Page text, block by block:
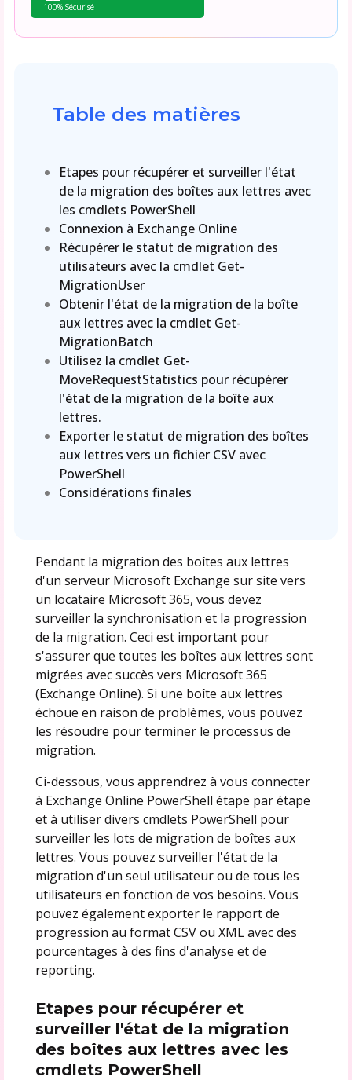
100% Sécurisé
Table des matières
Etapes pour récupérer et surveiller l'état
de la migration des boîtes aux lettres avec
les cmdlets PowerShell
Connexion à Exchange Online
Récupérer le statut de migration des
utilisateurs avec la cmdlet Get-
MigrationUser
Obtenir l'état de la migration de la boîte
aux lettres avec la cmdlet Get-
MigrationBatch
Utilisez la cmdlet Get-
MoveRequestStatistics pour récupérer
l'état de la migration de la boîte aux
lettres.
Exporter le statut de migration des boîtes
aux lettres vers un fichier CSV avec
PowerShell
Considérations finales
Pendant la migration des boîtes aux lettres
d'un serveur Microsoft Exchange sur site vers
un locataire Microsoft 365, vous devez
surveiller la synchronisation et la progression
de la migration. Ceci est important pour
s'assurer que toutes les boîtes aux lettres sont
migrées avec succès vers Microsoft 365
(Exchange Online). Si une boîte aux lettres
échoue en raison de problèmes, vous pouvez
les résoudre pour terminer le processus de
migration.
Ci-dessous, vous apprendrez à vous connecter
à Exchange Online PowerShell étape par étape
et à utiliser divers cmdlets PowerShell pour
surveiller les lots de migration de boîtes aux
lettres. Vous pouvez surveiller l'état de la
migration d'un seul utilisateur ou de tous les
utilisateurs en fonction de vos besoins. Vous
pouvez également exporter le rapport de
progression au format CSV ou XML avec des
pourcentages à des fins d'analyse et de
reporting.
Etapes pour récupérer et
surveiller l'état de la migration
des boîtes aux lettres avec les
cmdlets PowerShell